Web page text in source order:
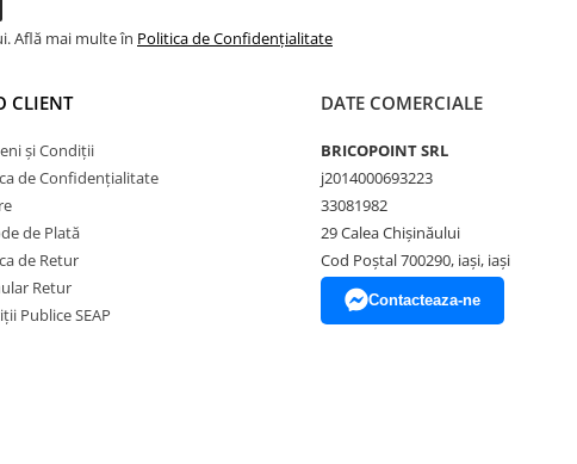
Află mai multe în Politica de Confidențialitate
CLIENT
și Condiții
de Confidențialitate
de Plată
de Retur
Retur
Publice SEAP
DATE COMERCIALE
BRICOPOINT SRL
j2014000693223
33081982
29 Calea Chișinăului
Cod Poștal 700290, iași, iași
Contacteaza-ne